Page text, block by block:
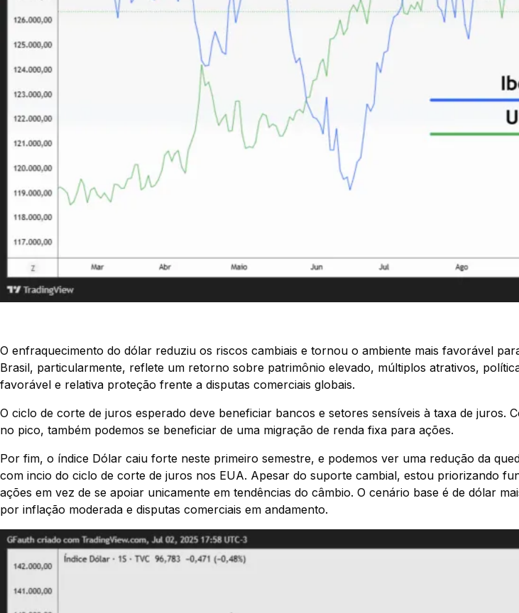
O enfraquecimento do dólar reduziu os riscos cambiais e tornou o ambiente mais favorável
Brasil, particularmente, reflete um retorno sobre patrimônio elevado, múltiplos atrativos,
favorável e relativa proteção frente a disputas comerciais globais.
O ciclo de corte de juros esperado deve beneficiar bancos e setores sensíveis à taxa de juros.
no pico, também podemos se beneficiar de uma migração de renda fixa para ações.
Por fim, o índice Dólar caiu forte neste primeiro semestre, e podemos ver uma redução da
com incio do ciclo de corte de juros nos EUA. Apesar do suporte cambial, estou priorizando
ações em vez de se apoiar unicamente em tendências do câmbio. O cenário base é de dólar
por inflação moderada e disputas comerciais em andamento.